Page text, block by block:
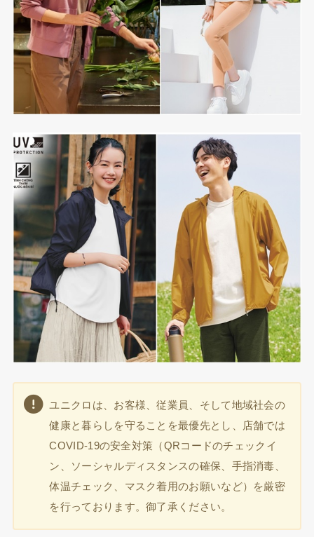
ユニクロは、お客様、従業員、そして地域社会の
健康と暮らしを守ることを最優先とし、店舗では
COVID-19の安全対策（QRコードのチェックイ
ン、ソーシャルディスタンスの確保、手指消毒、
体温チェック、マスク着用のお願いなど）を厳密
を行っております。御了承ください。